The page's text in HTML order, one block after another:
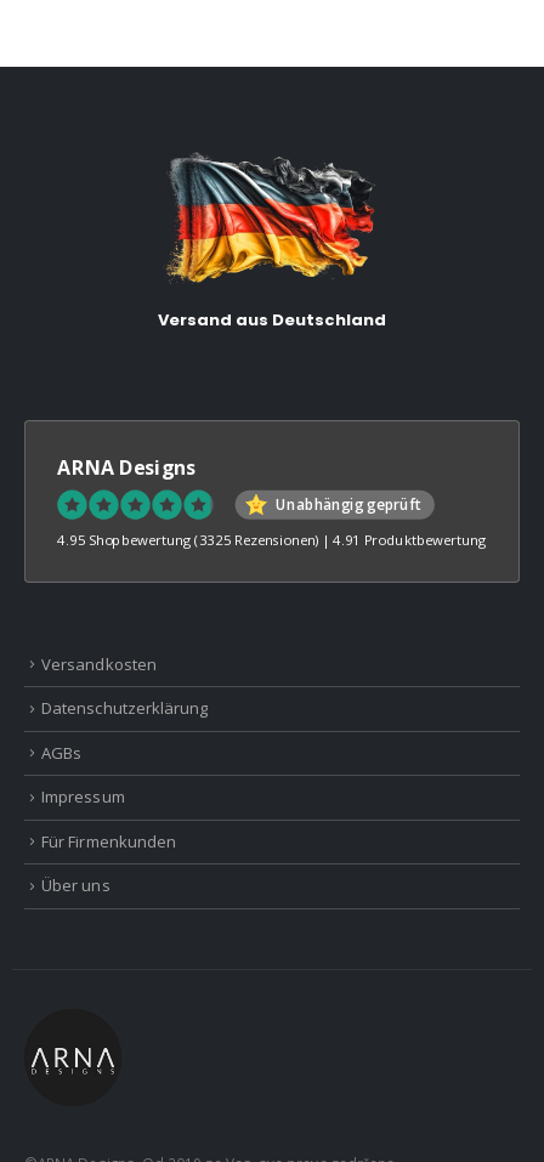
Versand aus Deutschland
ARNA Designs
Unabhängig geprüft
4.95 Shopbewertung (3325 Rezensionen) |4.91 Produktbewertung
Versandkosten
Datenschutzerklärung
AGBs
Impressum
Für Firmenkunden
Über uns